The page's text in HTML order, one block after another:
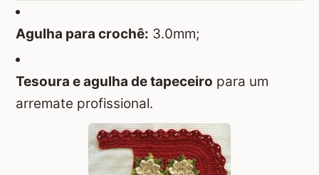
Agulha para crochê: 3.0mm;
Tesoura e agulha de tapeceiro para um
arremate profissional.